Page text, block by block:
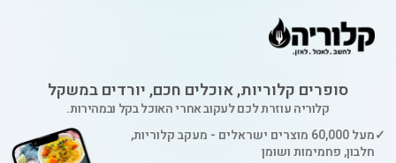
סופרים קלוריות, אוכלים חכם, יורדים במשקל
קלוריה עוזרת לכם לעקוב אחרי האוכל בקל ובמהירות.
✓
מעל 60,000 מוצרים ישראלים - מעקב קלוריות,
חלבון, פחמימות ושומן